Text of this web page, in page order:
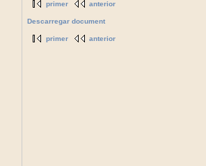
primer anterior
Descarregar document
primer anterior